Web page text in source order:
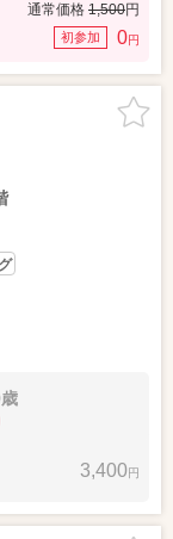
通常価格 1,500円
初参加 0円
3,400円